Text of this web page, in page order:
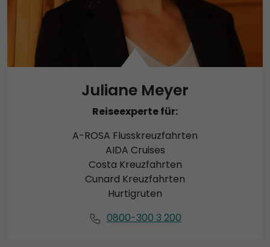
Juliane Meyer
Reiseexperte für:
A-ROSA Flusskreuzfahrten
AIDA Cruises
Costa Kreuzfahrten
Cunard Kreuzfahrten
Hurtigruten
0800-300 3 200